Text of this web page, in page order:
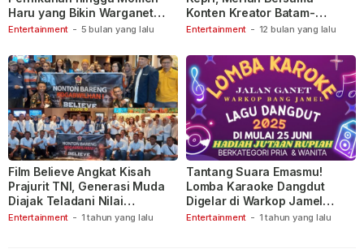
Entertainment - 5 bulan yang lalu
Haru yang Bikin Warganet
Berspekulasi
Entertainment - 12 bulan yang lalu
Konten Kreator Batam-
Tanjungpinang
Entertainment - 1 tahun yang lalu
Film Believe Angkat Kisah
Prajurit TNI, Generasi Muda
Diajak Teladani Nilai
Keberanian
Entertainment - 1 tahun yang lalu
Tantang Suara Emasmu!
Lomba Karaoke Dangdut
Digelar di Warkop Jamel
Ganet